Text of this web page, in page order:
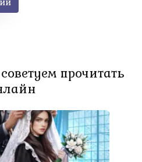
прочитать